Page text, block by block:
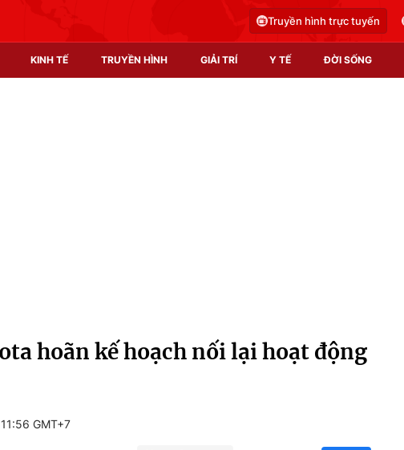
Truyền hình trực tuyến
KINH TẾ TRUYỀN HÌNH GIẢI TRÍ Y TẾ ĐỜI SỐNG
Infographic
hoãn kế hoạch nối lại hoạt động
GMT+7